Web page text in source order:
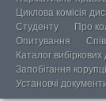
Циклова комісія
Студенту
Про
Опитування
Каталог
Запобігання
Установчі